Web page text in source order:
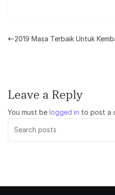
2019 Masa Terbaik Untuk
Leave a Reply
You must be logged in to post a